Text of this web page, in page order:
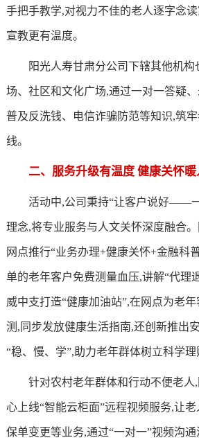
手把手教学,对视力不佳的老人逐字念
宣教更有温度。
阳光人寿甘肃分公司下辖其他机构
场、社区和文化广场,通过一对一答疑
普及反洗钱、电信诈骗防范等知识,筑
线。
二、服务升级有温度 健康关怀暖
活动中,公司秉持“让客户说好——
理念,将专业服务与人文关怀深度融合
网点推行“业务办理+健康关怀+金融科
单的老年客户免费测量血压,讲解“代理
威中支打造“健康加油站”,在网点为老
测,同步发放健康生活指南,还创新推出
“稳、慢、学”,助力老年群体树立科学理
针对农村老年群体和行动不便老人
心上线“智能云柜面”远程视频服务,让
保单变更等业务,通过“一对一”视频沟